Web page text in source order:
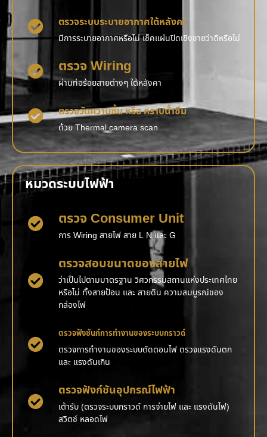
ตรวจระบบระบายอากาศใต้หลังคา
มีการระบายอากาศหรือไม่ เช็คแผ่นปิดเชิงชายว่าดีหรือไม่
ตรวจ Wiring
ผ่านท่อร้อยสายต่างๆ ใต้หลังคา
ตรวจวัดความชื้น หรือ คราบน้ำซึม
ด้วย Thermal camera scan
หมวดระบบไฟฟ้า
ตรวจ Consumer Unit
การ Wiring สายไฟ สาย L N และ G
ตรวจสอบขนาดของสายไฟ
ว่าเป็นไปตามมาตรฐาน วิศวกรรมสถานแห่งประเทศไทย
หรือไม่ ทั้งสายป้อน และ สายดิน ความสมบูรณ์ของ
กล่องไฟ
ตรวจฟังชันก์การทำงานของระบบกราวด์
ตรวจการทำงานของระบบตัดตอนไฟ ตรวจแรงดันตก
และ แรงดันเกิน
ตรวจฟังก์ชันอุปกรณ์ไฟฟ้า
เต้ารับ (ตรวจระบบกราวด์ การจ่ายไฟ และ แรงดันไฟ)
สวิตช์ หลอดไฟ